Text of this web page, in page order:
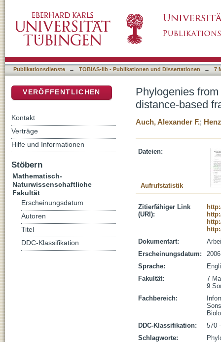
Publikationsdienste → TOBIAS-lib - Publikationen und Dissertationen → 7
Phylogenies
distance-based
Auch, Alexander F.;
Dateien:
Aufrufstatistik
Zitierfähiger Link
(URI):
Dokumentart:
Erscheinungsdatum:
2006
Sprache:
Fakultät:
7
9
Fachbereich:
DDC-Klassifikation:
570
Schlagworte:
VERÖFFENTLICHEN
Kontakt
Verträge
Hilfe und Informationen
Stöbern
Mathematisch-
Naturwissenschaftliche
Fakultät
Erscheinungsdatum
Autoren
Titel
DDC-Klassifikation